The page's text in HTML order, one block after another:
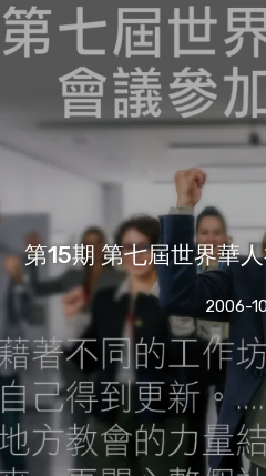
第15期 第七屆世界華
2006-